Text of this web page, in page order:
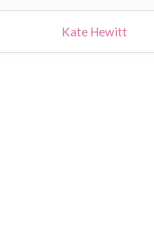
Kate Hewitt